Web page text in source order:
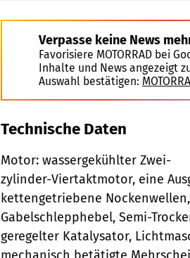
Verpasse keine News
Favorisiere MOTORRAD bei
Inhalte und News angezeigt
Auswahl bestätigen:
Technische Daten
Motor: wassergekühlter Zwei-
zylinder-Viertaktmotor, eine
kettengetriebene
Gabelschlepphebel, Semi-
geregelter Katalysator,